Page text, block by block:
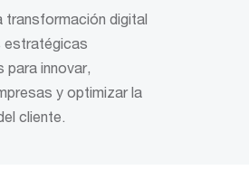
transformación digital
estratégicas
para innovar,
y optimizar la
cliente.